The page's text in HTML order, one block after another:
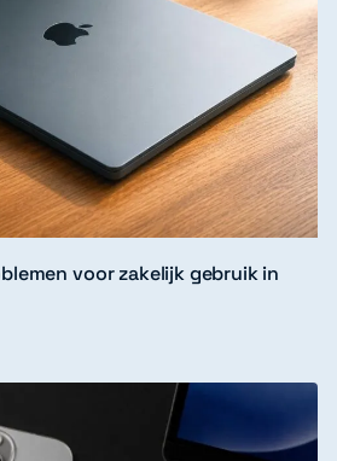
voor zakelijk gebruik in